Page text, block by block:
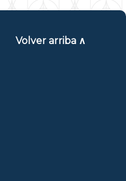
Volver arriba ∧